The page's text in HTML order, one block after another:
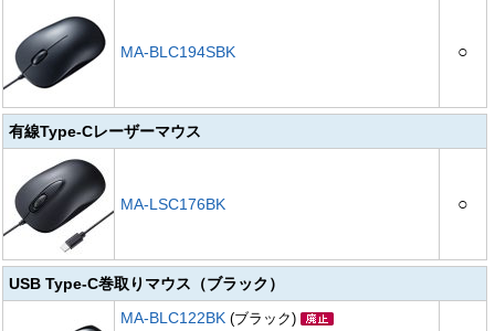
MA-BLC194SBK ○
有線Type-Cレーザーマウス
MA-LSC176BK ○
USB Type-C巻取りマウス（ブラック）
MA-BLC122BK (ブラック)